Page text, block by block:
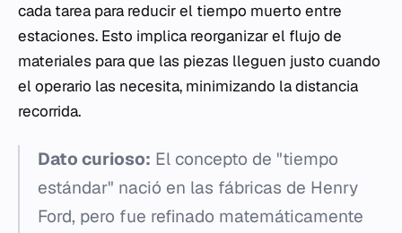
cada tarea para reducir el tiempo muerto entre
estaciones. Esto implica reorganizar el flujo de
materiales para que las piezas lleguen justo cuando
el operario las necesita, minimizando la distancia
recorrida.
Dato curioso: El concepto de "tiempo
estándar" nació en las fábricas de Henry
Ford, pero fue refinado matemáticamente